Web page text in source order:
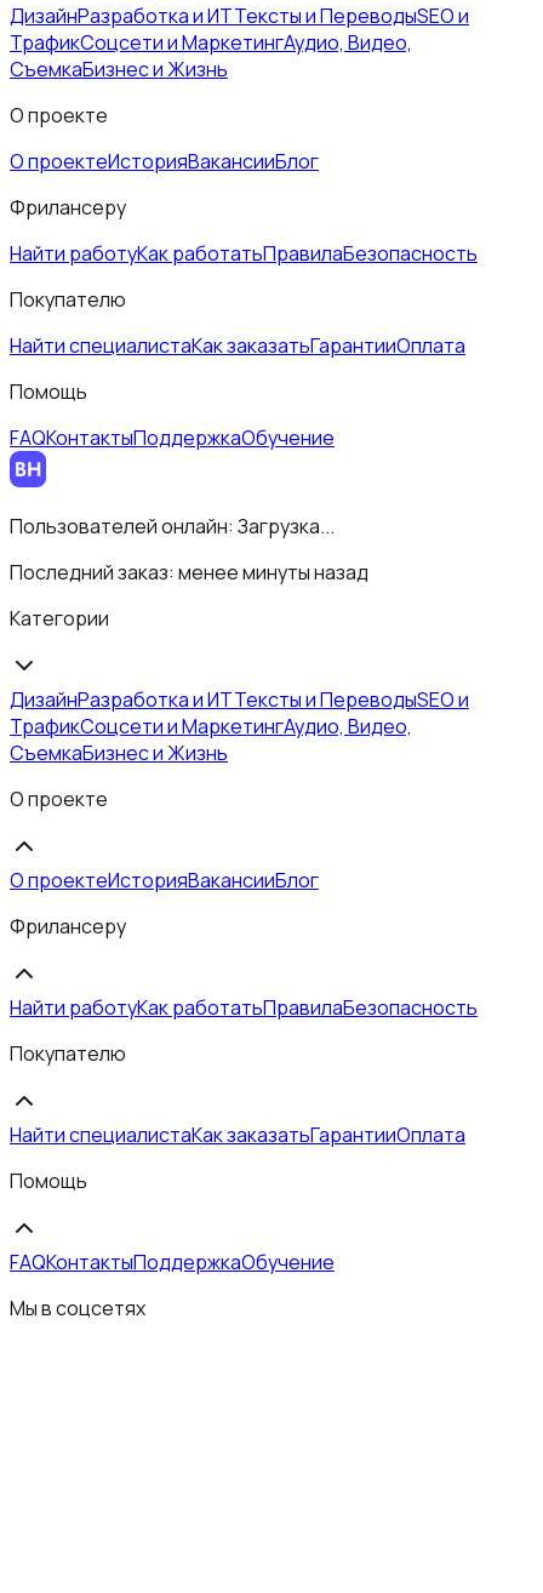
ДизайнРазработка и ИТТексты и ПереводыSEO и
ТрафикСоцсети и МаркетингАудио, Видео,
СъемкаБизнес и Жизнь
О проекте
О проектеИсторияВакансииБлог
Фрилансеру
Найти работуКак работатьПравилаБезопасность
Покупателю
Найти специалистаКак заказатьГарантииОплата
Помощь
FAQКонтактыПоддержкаОбучение
Пользователей онлайн: Загрузка...
Последний заказ: менее минуты назад
Категории
ДизайнРазработка и ИТТексты и ПереводыSEO и
ТрафикСоцсети и МаркетингАудио, Видео,
СъемкаБизнес и Жизнь
О проекте
О проектеИсторияВакансииБлог
Фрилансеру
Найти работуКак работатьПравилаБезопасность
Покупателю
Найти специалистаКак заказатьГарантииОплата
Помощь
FAQКонтактыПоддержкаОбучение
Мы в соцсетях